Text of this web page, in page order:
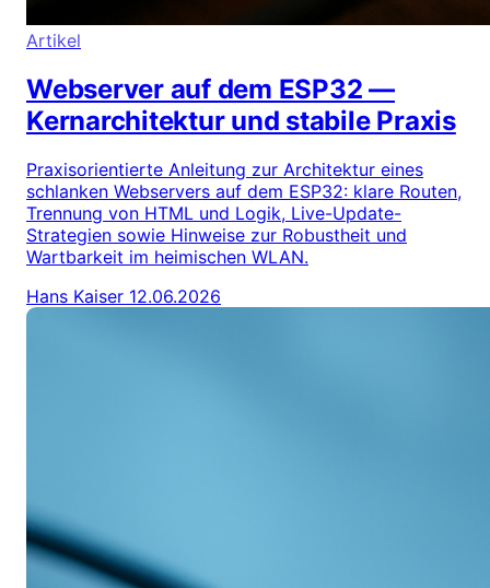
Artikel
Webserver auf dem ESP32 —
Kernarchitektur und stabile Praxis
Praxisorientierte Anleitung zur Architektur eines
schlanken Webservers auf dem ESP32: klare Routen,
Trennung von HTML und Logik, Live-Update-
Strategien sowie Hinweise zur Robustheit und
Wartbarkeit im heimischen WLAN.
Hans Kaiser 12.06.2026